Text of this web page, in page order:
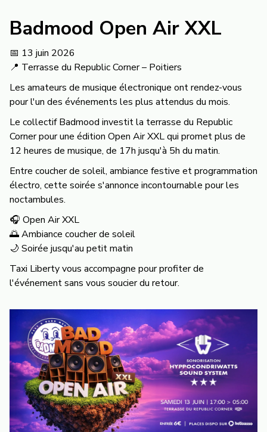
Badmood Open Air XXL
📅 13 juin 2026
📍 Terrasse du Republic Corner – Poitiers
Les amateurs de musique électronique ont rendez-vous
pour l'un des événements les plus attendus du mois.
Le collectif Badmood investit la terrasse du Republic
Corner pour une édition Open Air XXL qui promet plus de
12 heures de musique, de 17h jusqu'à 5h du matin.
Entre coucher de soleil, ambiance festive et programmation
électro, cette soirée s'annonce incontournable pour les
noctambules.
🎧 Open Air XXL
🌅 Ambiance coucher de soleil
🌙 Soirée jusqu'au petit matin
Taxi Liberty vous accompagne pour profiter de
l'événement sans vous soucier du retour.